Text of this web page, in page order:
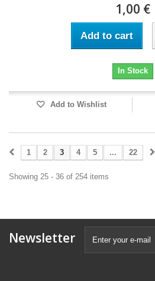
1,00 €
Add to cart
In Stock
Add to Wishlist
1 2 3 4 5 ... 22
Showing 25 - 36 of 254 items
Newsletter